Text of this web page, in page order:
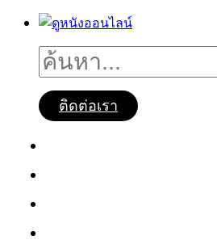
ติดต่อเรา